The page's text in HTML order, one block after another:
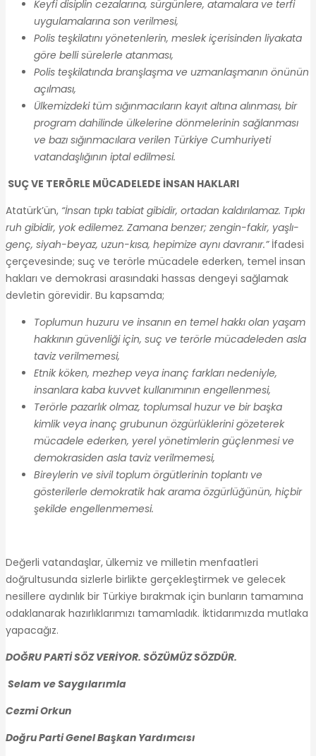
Keyfi disiplin cezalarına, sürgünlere, atamalara ve terfi
uygulamalarına son verilmesi,
Polis teşkilatını yönetenlerin, meslek içerisinden liyakata
göre belli sürelerle atanması,
Polis teşkilatında branşlaşma ve uzmanlaşmanın önünün
açılması,
Ülkemizdeki tüm sığınmacıların kayıt altına alınması, bir
program dahilinde ülkelerine dönmelerinin sağlanması
ve bazı sığınmacılara verilen Türkiye Cumhuriyeti
vatandaşlığının iptal edilmesi.
SUÇ VE TERÖRLE MÜCADELEDE İNSAN HAKLARI
Atatürk’ün, “İnsan tıpkı tabiat gibidir, ortadan kaldırılamaz. Tıpkı
ruh gibidir, yok edilemez. Zamana benzer; zengin-fakir, yaşlı-
genç, siyah-beyaz, uzun-kısa, hepimize aynı davranır.” İfadesi
çerçevesinde; suç ve terörle mücadele ederken, temel insan
hakları ve demokrasi arasındaki hassas dengeyi sağlamak
devletin görevidir. Bu kapsamda;
Toplumun huzuru ve insanın en temel hakkı olan yaşam
hakkının güvenliği için, suç ve terörle mücadeleden asla
taviz verilmemesi,
Etnik köken, mezhep veya inanç farkları nedeniyle,
insanlara kaba kuvvet kullanımının engellenmesi,
Terörle pazarlık olmaz, toplumsal huzur ve bir başka
kimlik veya inanç grubunun özgürlüklerini gözeterek
mücadele ederken, yerel yönetimlerin güçlenmesi ve
demokrasiden asla taviz verilmemesi,
Bireylerin ve sivil toplum örgütlerinin toplantı ve
gösterilerle demokratik hak arama özgürlüğünün, hiçbir
şekilde engellenmemesi.
Değerli vatandaşlar, ülkemiz ve milletin menfaatleri
doğrultusunda sizlerle birlikte gerçekleştirmek ve gelecek
nesillere aydınlık bir Türkiye bırakmak için bunların tamamına
odaklanarak hazırlıklarımızı tamamladık. İktidarımızda mutlaka
yapacağız.
DOĞRU PARTİ SÖZ VERİYOR. SÖZÜMÜZ SÖZDÜR.
Selam ve Saygılarımla
Cezmi Orkun
Doğru Parti Genel Başkan Yardımcısı